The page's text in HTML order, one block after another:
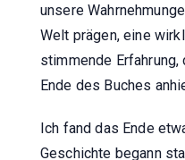
unsere
Welt prägen, eine
stimmende Erfahrung,
Ende des Buches
Ich fand das Ende
Geschichte begann